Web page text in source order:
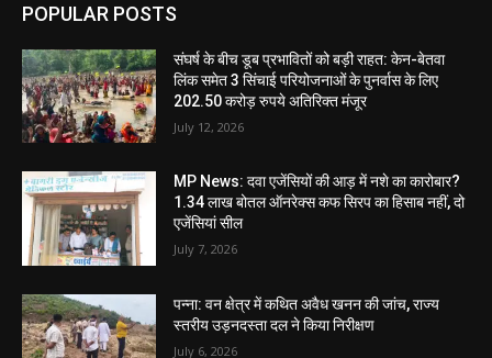
POPULAR POSTS
संघर्ष के बीच डूब प्रभावितों को बड़ी राहत: केन-बेतवा
लिंक समेत 3 सिंचाई परियोजनाओं के पुनर्वास के लिए
202.50 करोड़ रुपये अतिरिक्त मंजूर
July 12, 2026
MP News: दवा एजेंसियों की आड़ में नशे का कारोबार?
1.34 लाख बोतल ऑनरेक्स कफ सिरप का हिसाब नहीं, दो
एजेंसियां सील
July 7, 2026
पन्ना: वन क्षेत्र में कथित अवैध खनन की जांच, राज्य
स्तरीय उड़नदस्ता दल ने किया निरीक्षण
July 6, 2026